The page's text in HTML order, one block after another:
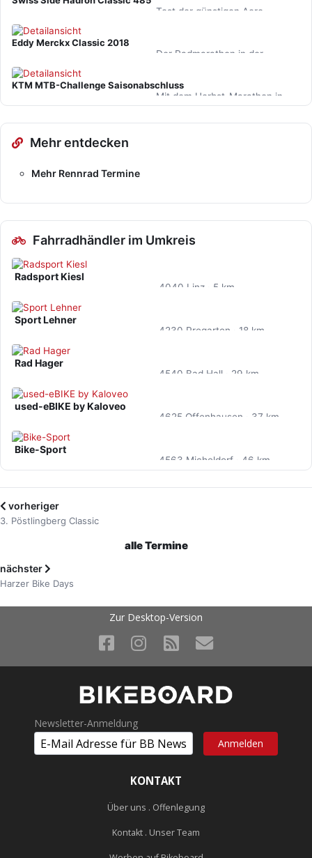
herrlichen Seen des…
Test der günstigen Aero-
How für Wettkampf und
Eddy Merckx Classic 2018
Der Radmarathon in der
Entscheidung in seiner
zwölfjährigen…
KTM MTB-Challenge Saisonabschluss
Mit dem Herbst-Marathon in
Bad Goisern samt Kinderrennen
in Obertraun bog Österreichs
Mehr entdecken
Mehr Rennrad Termine
Fahrradhändler im Umkreis
Radsport Kiesl
4040 Linz · 5 km
Sport Lehner
4230 Pregarten · 18 km
Rad Hager
4540 Bad Hall · 29 km
used-eBIKE by Kaloveo
4625 Offenhausen · 37 km
Bike-Sport
4563 Micheldorf · 46 km
vorheriger
3. Pöstlingberg Classic
alle Termine
nächster
Harzer Bike Days
Zur Desktop-Version
Newsletter-Anmeldung
KONTAKT
Über uns . Offenlegung
Kontakt . Unser Team